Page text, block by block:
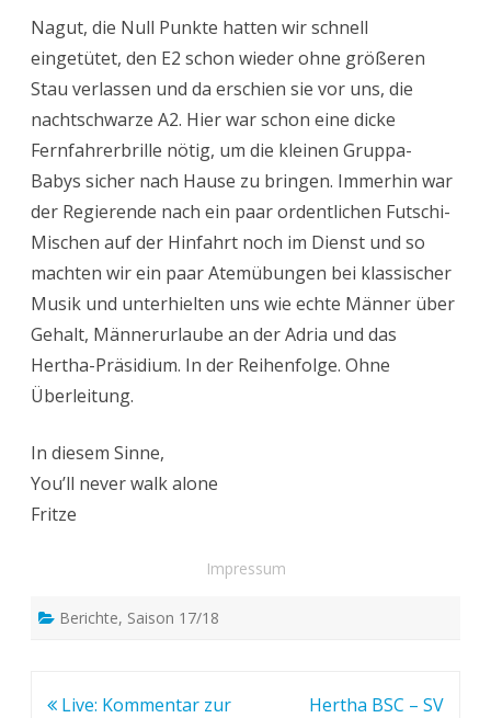
Nagut, die Null Punkte hatten wir schnell
eingetütet, den E2 schon wieder ohne größeren
Stau verlassen und da erschien sie vor uns, die
nachtschwarze A2. Hier war schon eine dicke
Fernfahrerbrille nötig, um die kleinen Gruppa-
Babys sicher nach Hause zu bringen. Immerhin war
der Regierende nach ein paar ordentlichen Futschi-
Mischen auf der Hinfahrt noch im Dienst und so
machten wir ein paar Atemübungen bei klassischer
Musik und unterhielten uns wie echte Männer über
Gehalt, Männerurlaube an der Adria und das
Hertha-Präsidium. In der Reihenfolge. Ohne
Überleitung.
In diesem Sinne,
You’ll never walk alone
Fritze
Impressum
Berichte, Saison 17/18
Beitragsnavigation
Live: Kommentar zur
Hertha BSC – SV